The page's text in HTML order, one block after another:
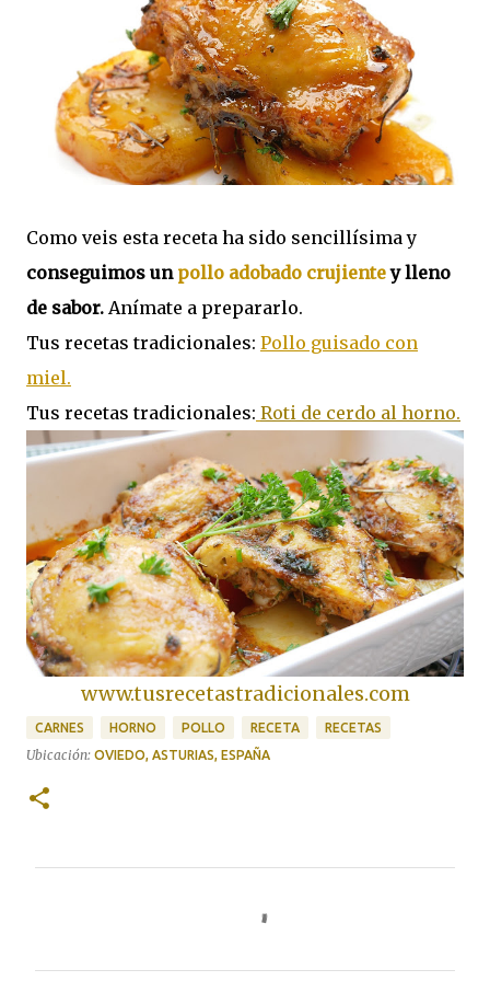
Como veis esta receta ha sido sencillísima y
conseguimos unpollo adobado crujientey lleno
de sabor. Anímate a prepararlo.
Tus recetas tradicionales: Pollo guisado con
miel.
Tus recetas tradicionales: Roti de cerdo al horno.
www.tusrecetastradicionales.com
CARNES HORNO POLLO RECETA RECETAS
Ubicación: OVIEDO, ASTURIAS, ESPAÑA